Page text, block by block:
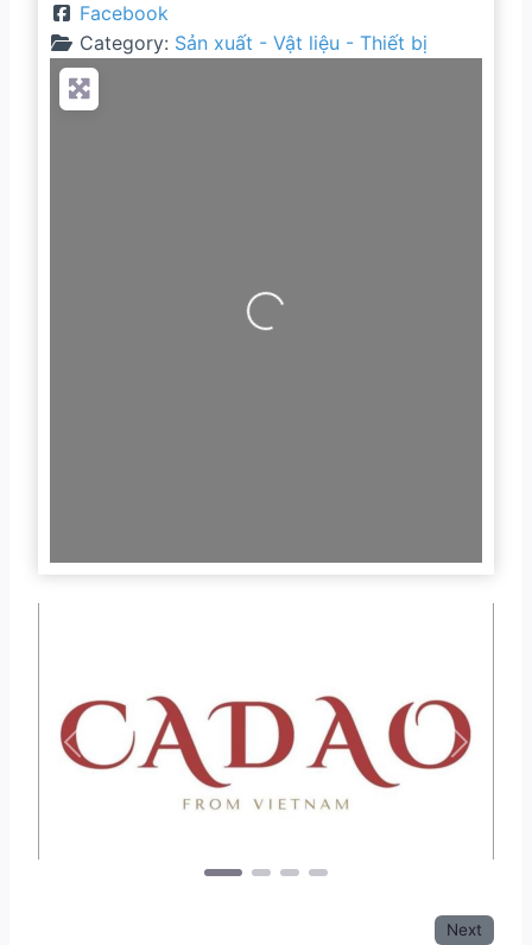
Facebook
Category: Sản xuất - Vật liệu - Thiết bị
Loading...
Previous Next
Next